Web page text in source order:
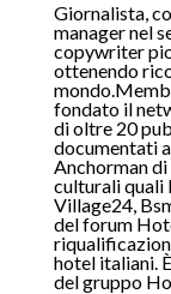
Giornalista,
manager nel
copywriter
ottenendo
fondato il
di oltre 20
documentati
Anchorman
culturali quali
Village24,
del forum
hotel italiani.
del gruppo